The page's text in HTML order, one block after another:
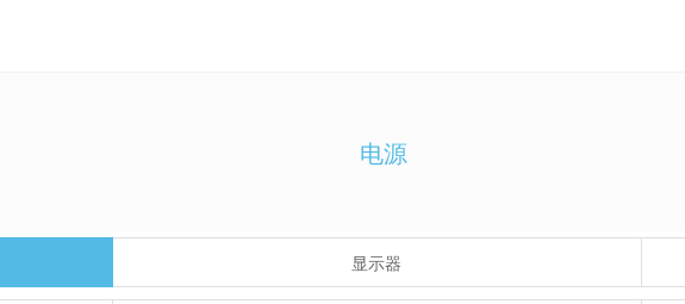
电源
显示器